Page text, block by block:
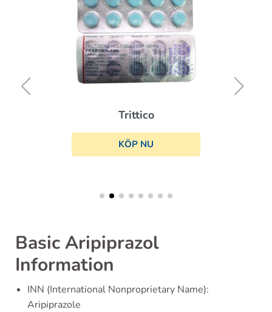
Trittico
KÖP NU
Basic Aripiprazol
Information
INN (International Nonproprietary Name):
Aripiprazole